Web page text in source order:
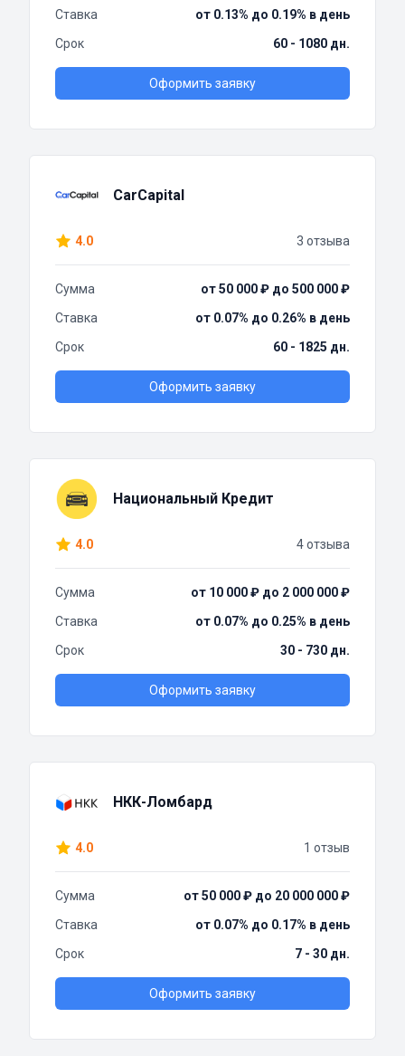
Ставка
от 0.13% до 0.19% в день
Срок
60 - 1080 дн.
Оформить заявку
CarCapital
4.0 3 отзыва
Сумма
от 50 000 ₽ до 500 000 ₽
Ставка
от 0.07% до 0.26% в день
Срок
60 - 1825 дн.
Оформить заявку
Национальный Кредит
4.0 4 отзыва
Сумма
от 10 000 ₽ до 2 000 000 ₽
Ставка
от 0.07% до 0.25% в день
Срок
30 - 730 дн.
Оформить заявку
НКК-Ломбард
4.0 1 отзыв
Сумма
от 50 000 ₽ до 20 000 000 ₽
Ставка
от 0.07% до 0.17% в день
Срок
7 - 30 дн.
Оформить заявку